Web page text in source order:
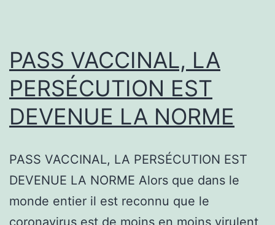
PASS VACCINAL, LA
PERSÉCUTION EST
DEVENUE LA NORME
PASS VACCINAL, LA PERSÉCUTION EST
DEVENUE LA NORME Alors que dans le
monde entier il est reconnu que le
coronavirus est de moins en moins virulent